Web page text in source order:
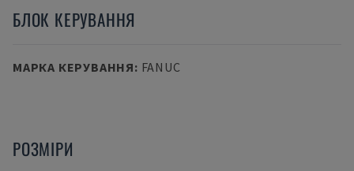
БЛОК КЕРУВАННЯ
МАРКА КЕРУВАННЯ: FANUC
РОЗМІРИ